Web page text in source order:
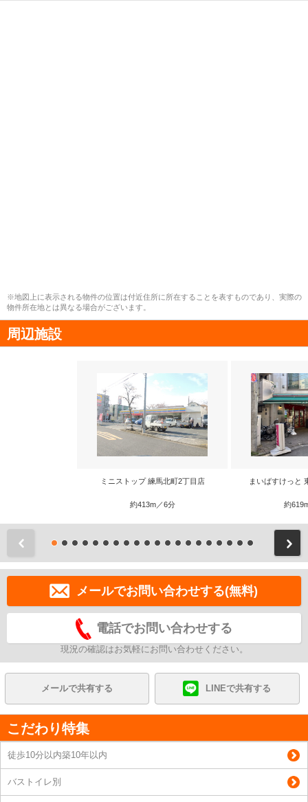
※地図上に表示される物件の位置は付近住所に所在することを表すものであり、実際の
物件所在地とは異なる場合がございます。
周辺施設
ミニストップ 練馬北町2丁目店
約413m／6分
まいばすけっと
約
メールでお問い合わせする(無料)
電話でお問い合わせする
現況の確認はお気軽にお問い合わせください。
メールで共有する LINEで共有する
こだわり特集
徒歩10分以内築10年以内
バストイレ別